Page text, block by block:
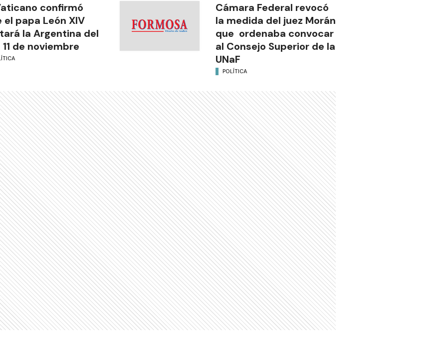
confirmó
el papa León XIV
la Argentina del
11 de noviembre
Cámara Federal revocó
la medida del juez Morán
que ordenaba convocar
al Consejo Superior de la
UNaF
POLÍTICA